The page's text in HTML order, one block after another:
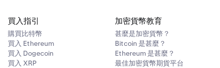
買入指引
購買比特幣
買入 Ethereum
買入 Dogecoin
買入 XRP
加密貨幣教育
甚麼是加密貨幣？
Bitcoin 是甚麼？
Ethereum 是甚麼？
最佳加密貨幣期貨平台